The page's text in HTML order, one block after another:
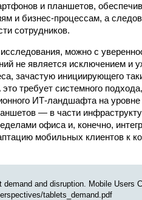
и планшетов,
и бизнес-процессам, а
сотрудников.
можно с
не является исключением и
зачастую инициирующего
требует системного
ИТ-ландшафта на
— в части
офиса и, конечно,
мобильных клиентов к
and disruption. Mobile Users
tablets_demand.pdf